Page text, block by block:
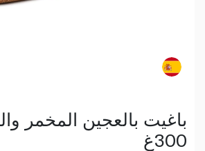
باغيت بالعجين المخمر
300غ